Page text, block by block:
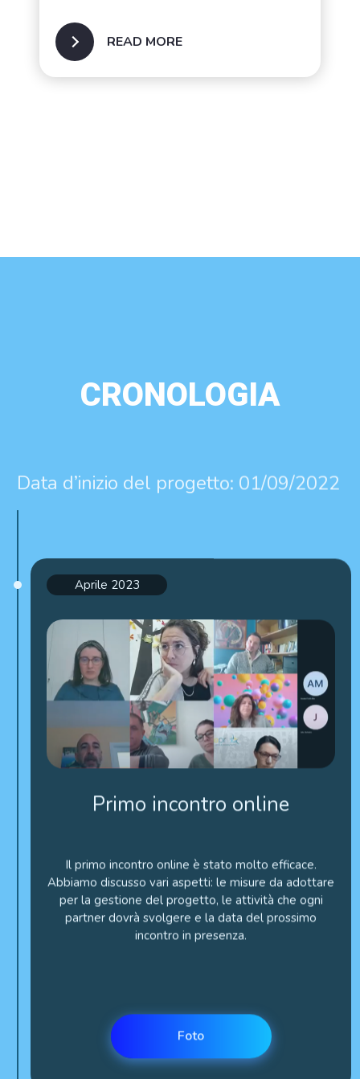
READ MORE
CRONOLOGIA
Aprile 2023
Primo incontro online
Abbiamo discusso vari aspetti: le misure da adottare
per la gestione del progetto, le attività che ogni
partner dovrà svolgere e la data del prossimo
incontro in presenza.
Foto